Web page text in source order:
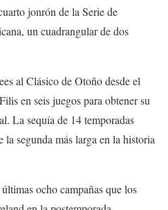
jonrón de la Serie de
un cuadrangular de dos
al Clásico de Otoño desde el
en seis juegos para obtener su
La sequía de 14 temporadas
segunda más larga en la historia
ocho campañas que los